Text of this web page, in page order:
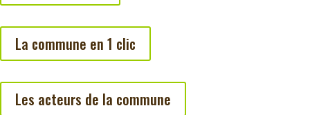
La commune en 1 clic
Les acteurs de la commune